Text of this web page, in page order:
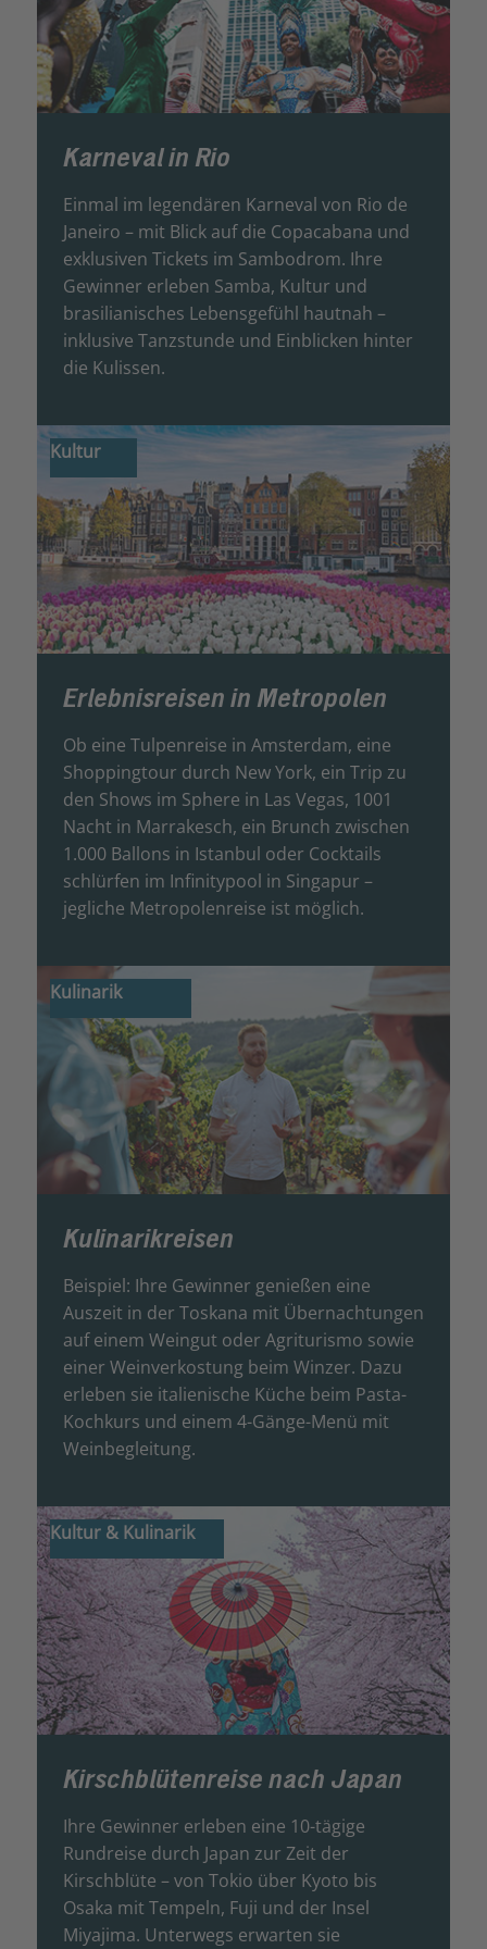
Karneval in Rio
Einmal im legendären Karneval von Rio de
Janeiro – mit Blick auf die Copacabana und
exklusiven Tickets im Sambodrom. Ihre
Gewinner erleben Samba, Kultur und
brasilianisches Lebensgefühl hautnah –
inklusive Tanzstunde und Einblicken hinter
die Kulissen.
Kultur
Erlebnisreisen in Metropolen
Ob eine Tulpenreise in Amsterdam, eine
Shoppingtour durch New York, ein Trip zu
den Shows im Sphere in Las Vegas, 1001
Nacht in Marrakesch, ein Brunch zwischen
1.000 Ballons in Istanbul oder Cocktails
schlürfen im Infinitypool in Singapur –
jegliche Metropolenreise ist möglich.
Kulinarik
Kulinarikreisen
Beispiel: Ihre Gewinner genießen eine
Auszeit in der Toskana mit Übernachtungen
auf einem Weingut oder Agriturismo sowie
einer Weinverkostung beim Winzer. Dazu
erleben sie italienische Küche beim Pasta-
Kochkurs und einem 4-Gänge-Menü mit
Weinbegleitung.
Kultur & Kulinarik
Kirschblütenreise nach Japan
Ihre Gewinner erleben eine 10-tägige
Rundreise durch Japan zur Zeit der
Kirschblüte – von Tokio über Kyoto bis
Osaka mit Tempeln, Fuji und der Insel
Miyajima. Unterwegs erwarten sie